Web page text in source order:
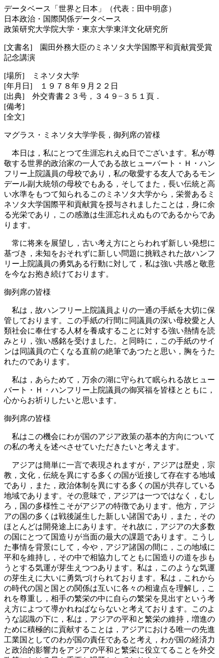
データベース「世界と日本」（代表：田中明彦）
日本政治・国際関係データベース
政策研究大学院大学・東京大学東洋文化研究所
[文書名] 園田外務大臣のミネソタ大学国際平和貢献賞受賞
記念講演
[場所] ミネソタ大学
[年月日] １９７８年９月２２日
[出典] 外交青書２３号，３４９−３５１頁．
[備考]
[全文]
マグラス・ミネソタ大学学長，御列席の皆様
本日は，私にとつて生涯忘れえぬ日でございます。私が尊
敬する世界的政治家の一人である故ヒューバート・Ｈ・ハン
フリー上院議員の母校であり，私の敬愛する友人であるモン
デール副大統領の母校でもある，そしてまた，長い伝統と高
い水準をもつて知られるこのミネソタ大学から，栄誉あるミ
ネソタ大学国際平和貢献賞を授与されましたことは，身に余
る光栄であり，この感激は生涯忘れえぬものであるからであ
ります。
常に将来を展望し，古い考え方にとらわれず新しい発想に
基づき，未知をおそれずに新しい問題に挑戦された故ハンフ
リー上院議員の勇気ある行動に対して，私は強い共感と敬意
を今なお抱き続けております。
御列席の皆様
私は，故ハンフリー上院議員よりの一通の手紙を大切に保
管しております。この手紙の行間に同議員の深い母校愛と人
類社会に奉仕する人材を養成することに対する強い熱情を読
みとり，強い感銘を受けました。と同時に，この手紙のサイ
ンは同議員の亡くなる直前の絶筆であつたと思い，胸をうた
れたのであります。
私は，あらためて，万余の湖に守られて眠られる故ヒュー
バート・Ｈ・ハンフリー上院議員の御冥福を皆様とともに，
心からお祈りしたいと思います。
御列席の皆様
私はこの機会にわが国のアジア政策の基本的方向について
の私の考えを述べさせていただきたいと考えます。
アジアは簡単に一言で表現されますが，アジアは歴史，宗
教，文化，伝統を異にする多くの国が近接して存在する地域
であり，また，政治体制を異にする多くの国が共存している
地域であります。その意味で，アジアは一つではなく，むし
ろ，国の多様性こそがアジアの特徴であります。他方，アジ
アの国の多くは戦後誕生した新しい諸国であり，また，その
ほとんどは開発途上にあります。それ故に，アジアの大多数
の国にとつて国造りが当面の最大の課題であります。こうし
た事情を背景にして，今や，アジア諸国の間に，この地域に
平和を維持し，その中で相協力してともに国造りの道を歩も
うとする気運が芽生えつつあります。私は，このような気運
の芽生えに大いに勇気づけられております。私は，これから
の時代の国と国との関係は互いに各々の相違点を理解し，こ
れを尊重し，相手の繁栄の中に自らの繁栄を見出すという考
え方によつて導かれねばならないと考えております。このよ
うな認識の下に，私は，アジアの平和と繁栄の維持，増進の
ために積極的に貢献することは，アジアにおける唯一の先進
工業国としてのわが国の責任であると考え，わが国の経済力
と政治的影響力をアジアの平和と繁栄に役立てることを外交